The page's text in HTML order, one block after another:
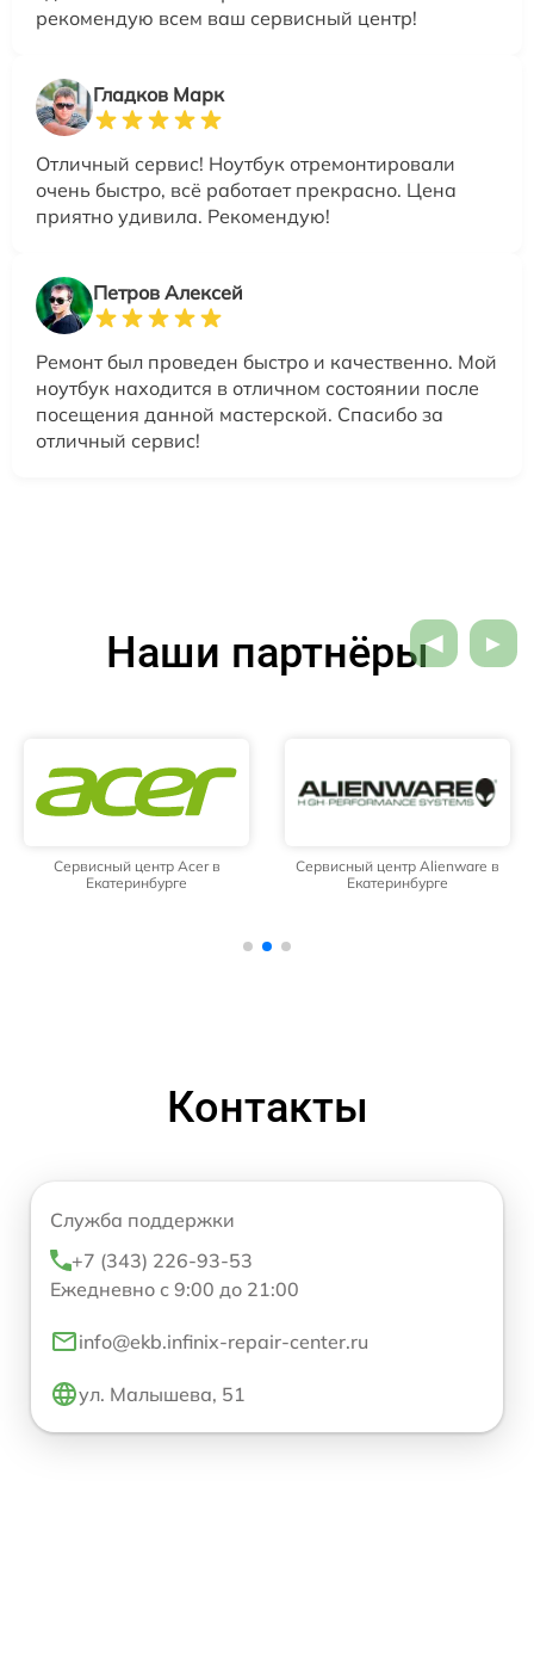
рекомендую всем ваш сервисный центр!
Гладков Марк
Отличный сервис! Ноутбук отремонтировали
очень быстро, всё работает прекрасно. Цена
приятно удивила. Рекомендую!
Петров Алексей
Ремонт был проведен быстро и качественно. Мой
ноутбук находится в отличном состоянии после
посещения данной мастерской. Спасибо за
отличный сервис!
Наши партнёры
Сервисный центр Acer в
Екатеринбурге
Сервисный центр Alienware в
Екатеринбурге
Контакты
Служба поддержки
+7 (343) 226-93-53
Ежедневно с 9:00 до 21:00
info@ekb.infinix-repair-center.ru
ул. Малышева, 51